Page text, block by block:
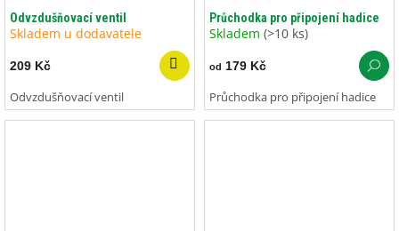
Odvzdušňovací ventil
Skladem u dodavatele
209 Kč
Odvzdušňovací ventil
Průchodka pro připojení hadice
Skladem (>10 ks)
od 179 Kč
Průchodka pro připojení hadice